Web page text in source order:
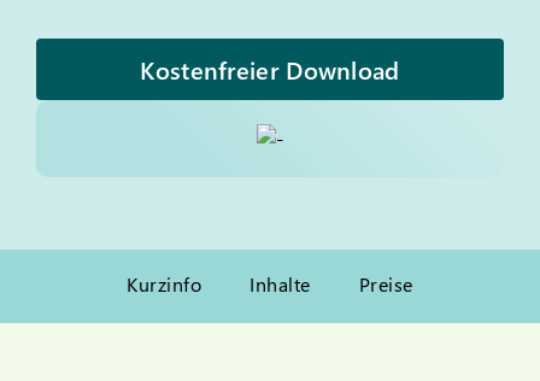
Kostenfreier Download
Kurzinfo Inhalte Preise